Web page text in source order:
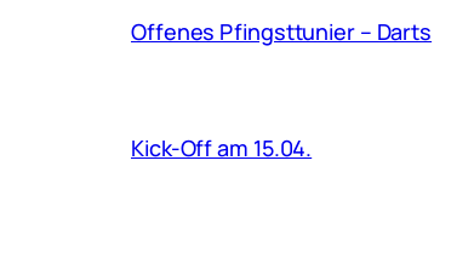
Offenes Pfingsttunier – Darts
Kick-Off am 15.04.